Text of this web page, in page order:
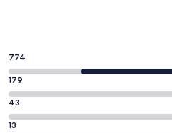
774
179
43
13